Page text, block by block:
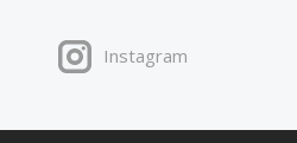
Instagram